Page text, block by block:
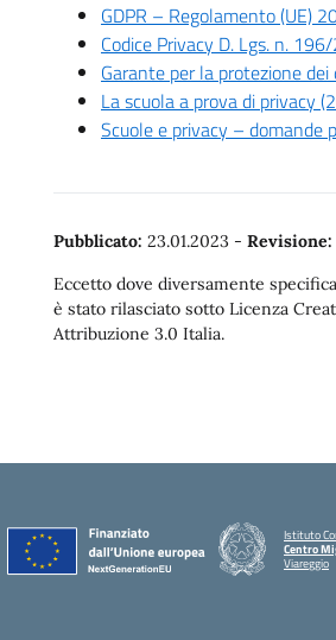
GDPR – Regolamento (UE)
Codice Privacy D. Lgs. n.
Garante per la protezione
La scuola a prova di privacy
Scuole e privacy – domande
Pubblicato: 23.01.2023 - Revisione:
Eccetto dove diversamente
è stato rilasciato sotto Licenza
Attribuzione 3.0 Italia.
Istituto
Centro
Viareggio